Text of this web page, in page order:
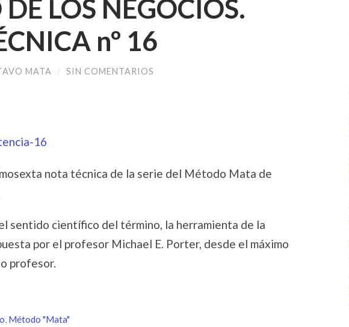
LOS NEGOCIOS.
nº 16
MATA / SIN COMENTARIOS
16
nota técnica de la serie del Método Mata de
sentido científico del término, la herramienta de la
por el profesor Michael E. Porter, desde el máximo
profesor.
, Método "Mata"